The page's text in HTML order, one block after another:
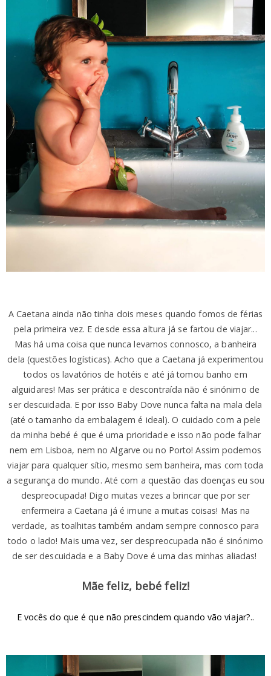
A Caetana ainda não tinha dois meses quando fomos de férias
pela primeira vez. E desde essa altura já se fartou de viajar...
Mas há uma coisa que nunca levamos connosco, a banheira
dela (questões logísticas). Acho que a Caetana já experimentou
todos os lavatórios de hotéis e até já tomou banho em
alguidares! Mas ser prática e descontraída não é sinónimo de
ser descuidada. E por isso Baby Dove nunca falta na mala dela
(até o tamanho da embalagem é ideal). O cuidado com a pele
da minha bebé é que é uma prioridade e isso não pode falhar
nem em Lisboa, nem no Algarve ou no Porto! Assim podemos
viajar para qualquer sítio, mesmo sem banheira, mas com toda
a segurança do mundo. Até com a questão das doenças eu sou
despreocupada! Digo muitas vezes a brincar que por ser
enfermeira a Caetana já é imune a muitas coisas! Mas na
verdade, as toalhitas também andam sempre connosco para
todo o lado! Mais uma vez, ser despreocupada não é sinónimo
de ser descuidada e a Baby Dove é uma das minhas aliadas!
Mãe feliz, bebé feliz!
E vocês do que é que não prescindem quando vão viajar?..